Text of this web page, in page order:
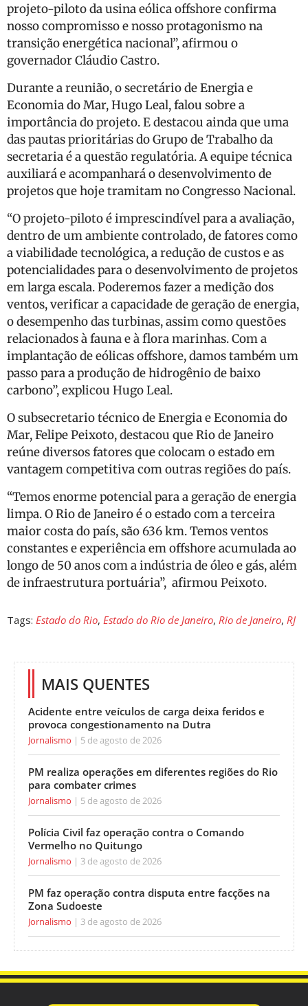
projeto-piloto da usina eólica offshore confirma
nosso compromisso e nosso protagonismo na
transição energética nacional”, afirmou o
governador Cláudio Castro.
Durante a reunião, o secretário de Energia e
Economia do Mar, Hugo Leal, falou sobre a
importância do projeto. E destacou ainda que uma
das pautas prioritárias do Grupo de Trabalho da
secretaria é a questão regulatória. A equipe técnica
auxiliará e acompanhará o desenvolvimento de
projetos que hoje tramitam no Congresso Nacional.
“O projeto-piloto é imprescindível para a avaliação,
dentro de um ambiente controlado, de fatores como
a viabilidade tecnológica, a redução de custos e as
potencialidades para o desenvolvimento de projetos
em larga escala. Poderemos fazer a medição dos
ventos, verificar a capacidade de geração de energia,
o desempenho das turbinas, assim como questões
relacionados à fauna e à flora marinhas. Com a
implantação de eólicas offshore, damos também um
passo para a produção de hidrogênio de baixo
carbono”, explicou Hugo Leal.
O subsecretario técnico de Energia e Economia do
Mar, Felipe Peixoto, destacou que Rio de Janeiro
reúne diversos fatores que colocam o estado em
vantagem competitiva com outras regiões do país.
“Temos enorme potencial para a geração de energia
limpa. O Rio de Janeiro é o estado com a terceira
maior costa do país, são 636 km. Temos ventos
constantes e experiência em offshore acumulada ao
longo de 50 anos com a indústria de óleo e gás, além
de infraestrutura portuária”, afirmou Peixoto.
Tags: Estado do Rio, Estado do Rio de Janeiro, Rio de Janeiro, RJ
MAIS QUENTES
Acidente entre veículos de carga deixa feridos e
provoca congestionamento na Dutra
Jornalismo 5 de agosto de 2026
PM realiza operações em diferentes regiões do Rio
para combater crimes
Jornalismo 5 de agosto de 2026
Polícia Civil faz operação contra o Comando
Vermelho no Quitungo
Jornalismo 3 de agosto de 2026
PM faz operação contra disputa entre facções na
Zona Sudoeste
Jornalismo 3 de agosto de 2026